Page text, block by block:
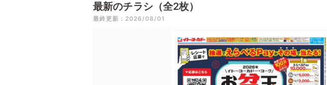
最新のチラシ（全2枚）
最終更新：2026/08/01